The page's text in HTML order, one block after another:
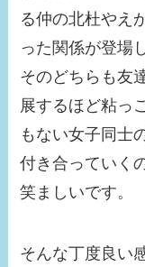
る仲の北杜やえ
った関係が登場
そのどちらも友
展するほど粘っ
もない女子同士
付き合っていく
笑ましいです。
そんな丁度良い